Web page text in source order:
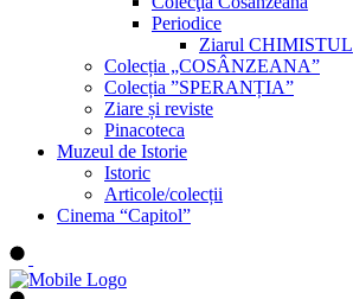
Periodice
Ziarul CHIMISTUL
Colecția „COSÂNZEANA”
Colecția ”SPERANȚIA”
Ziare și reviste
Pinacoteca
Muzeul de Istorie
Istoric
Articole/colecții
Cinema “Capitol”